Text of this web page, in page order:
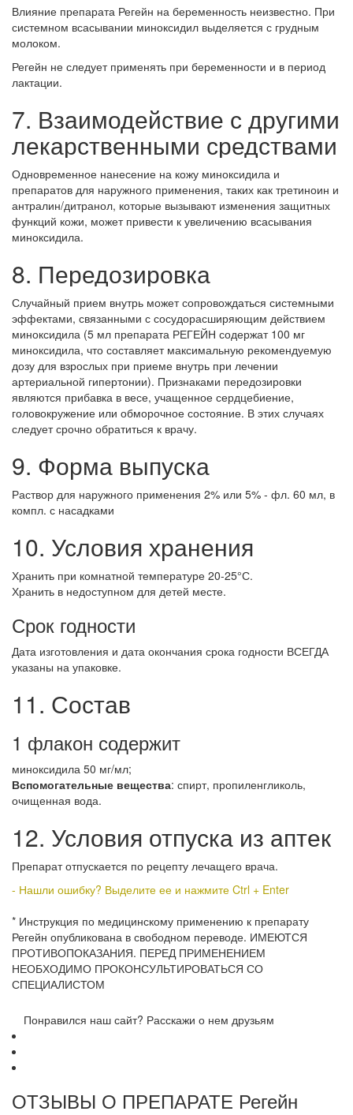
Влияние препарата Регейн на беременность неизвестно. При
системном всасывании миноксидил выделяется с грудным
молоком.
Регейн не следует применять при беременности и в период
лактации.
7. Взаимодействие с другими
лекарственными средствами
Одновременное нанесение на кожу миноксидила и
препаратов для наружного применения, таких как третиноин и
антралин/дитранол, которые вызывают изменения защитных
функций кожи, может привести к увеличению всасывания
миноксидила.
8. Передозировка
Случайный прием внутрь может сопровождаться системными
эффектами, связанными с сосудорасширяющим действием
миноксидила (5 мл препарата РЕГЕЙН содержат 100 мг
миноксидила, что составляет максимальную рекомендуемую
дозу для взрослых при приеме внутрь при лечении
артериальной гипертонии). Признаками передозировки
являются прибавка в весе, учащенное сердцебиение,
головокружение или обморочное состояние. В этих случаях
следует срочно обратиться к врачу.
9. Форма выпуска
Раствор для наружного применения 2% или 5% - фл. 60 мл, в
компл. с насадками
10. Условия хранения
Хранить при комнатной температуре 20-25°С.
Хранить в недоступном для детей месте.
Срок годности
Дата изготовления и дата окончания срока годности ВСЕГДА
указаны на упаковке.
11. Состав
1 флакон содержит
миноксидила 50 мг/мл;
Вспомогательные вещества: спирт, пропиленгликоль,
очищенная вода.
12. Условия отпуска из аптек
Препарат отпускается по рецепту лечащего врача.
- Нашли ошибку? Выделите ее и нажмите Ctrl + Enter
* Инструкция по медицинскому применению к препарату
Регейн опубликована в свободном переводе. ИМЕЮТСЯ
ПРОТИВОПОКАЗАНИЯ. ПЕРЕД ПРИМЕНЕНИЕМ
НЕОБХОДИМО ПРОКОНСУЛЬТИРОВАТЬСЯ СО
СПЕЦИАЛИСТОМ
Понравился наш сайт? Расскажи о нем друзьям
ОТЗЫВЫ О ПРЕПАРАТЕ Регейн